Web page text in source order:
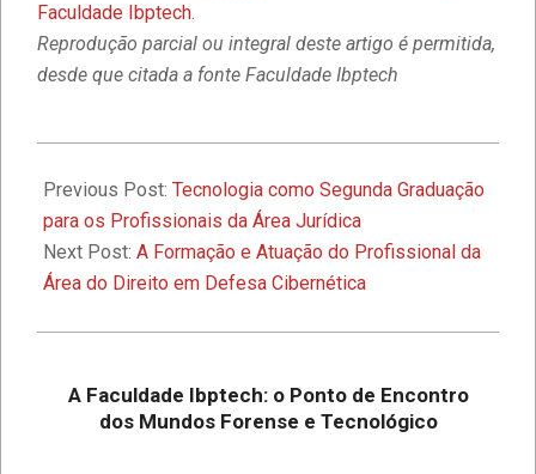
Faculdade Ibptech.
Reprodução parcial ou integral deste artigo é permitida,
desde que citada a fonte Faculdade Ibptech
05-
06
Previous Post: Tecnologia como Segunda Graduação
para os Profissionais da Área Jurídica
Next Post: A Formação e Atuação do Profissional da
Área do Direito em Defesa Cibernética
A Faculdade Ibptech: o Ponto de Encontro
dos Mundos Forense e Tecnológico
Ibptech
A Faculdade Ibptech: o Ponto de
Tecnológico
Cibernética para ingresso com
vestibular, Enem ou 2a. graduação na
Faculdade IBPTECH Lança Projeto